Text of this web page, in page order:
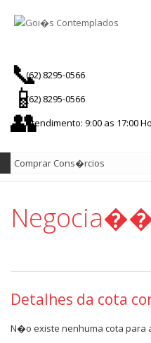
(62) 8295-0566
(62) 8295-0566
Atendimento: 9:00 as 17:00
Detalhes da cota
N�o existe nenhuma cota para